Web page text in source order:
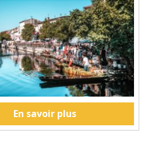
En savoir plus